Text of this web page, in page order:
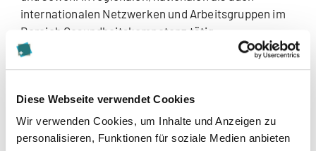
Diese Webseite verwendet Cookies
Wir verwenden Cookies, um Inhalte und Anzeigen zu
personalisieren, Funktionen für soziale Medien anbieten
internationalen Netzwerken und Arbeitsgruppen im
Bereich Gesundheitskompetenz tätig.
--> CV auf Elsevier Pure
--> CV auf ORCID